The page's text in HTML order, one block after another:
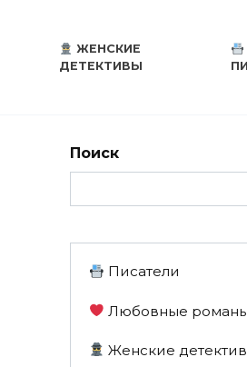
ЖЕНСКИЕ
ДЕТЕКТИВЫ
Поиск
Писатели
Любовные
Женские